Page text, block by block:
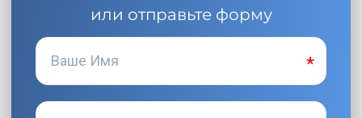
или отправьте форму